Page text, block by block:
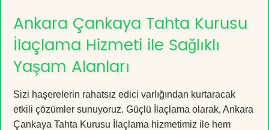
Ankara Çankaya Tahta Kurusu
İlaçlama Hizmeti ile Sağlıklı
Yaşam Alanları
Sizi haşerelerin rahatsız edici varlığından kurtaracak
etkili çözümler sunuyoruz. Güçlü İlaçlama olarak, Ankara
Çankaya Tahta Kurusu İlaçlama hizmetimiz ile hem